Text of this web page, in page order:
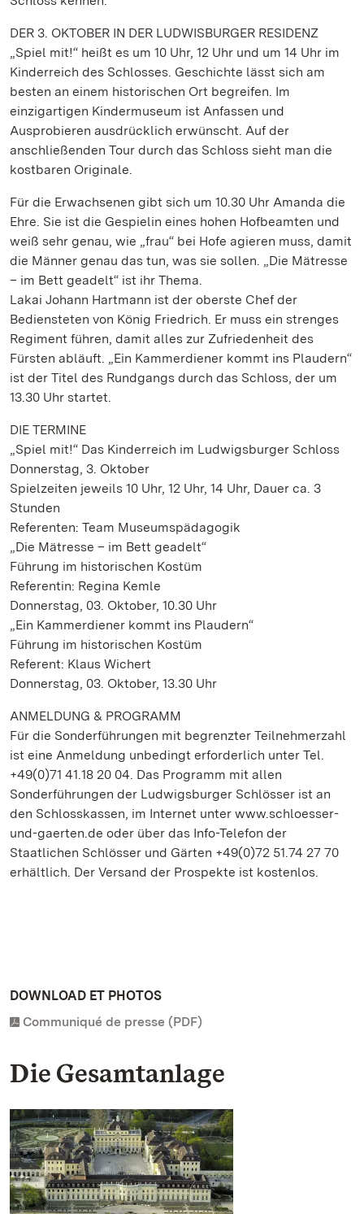
DER 3. OKTOBER IN DER LUDWISBURGER RESIDENZ
„Spiel mit!“ heißt es um 10 Uhr, 12 Uhr und um 14 Uhr im
Kinderreich des Schlosses. Geschichte lässt sich am
besten an einem historischen Ort begreifen. Im
einzigartigen Kindermuseum ist Anfassen und
Ausprobieren ausdrücklich erwünscht. Auf der
anschließenden Tour durch das Schloss sieht man die
kostbaren Originale.
Für die Erwachsenen gibt sich um 10.30 Uhr Amanda die
Ehre. Sie ist die Gespielin eines hohen Hofbeamten und
weiß sehr genau, wie „frau“ bei Hofe agieren muss, damit
die Männer genau das tun, was sie sollen. „Die Mätresse
– im Bett geadelt“ ist ihr Thema.
Lakai Johann Hartmann ist der oberste Chef der
Bediensteten von König Friedrich. Er muss ein strenges
Regiment führen, damit alles zur Zufriedenheit des
Fürsten abläuft. „Ein Kammerdiener kommt ins Plaudern“
ist der Titel des Rundgangs durch das Schloss, der um
13.30 Uhr startet.
DIE TERMINE
„Spiel mit!“ Das Kinderreich im Ludwigsburger Schloss
Donnerstag, 3. Oktober
Spielzeiten jeweils 10 Uhr, 12 Uhr, 14 Uhr, Dauer ca. 3
Stunden
Referenten: Team Museumspädagogik
„Die Mätresse – im Bett geadelt“
Führung im historischen Kostüm
Referentin: Regina Kemle
Donnerstag, 03. Oktober, 10.30 Uhr
„Ein Kammerdiener kommt ins Plaudern“
Führung im historischen Kostüm
Referent: Klaus Wichert
Donnerstag, 03. Oktober, 13.30 Uhr
ANMELDUNG & PROGRAMM
Für die Sonderführungen mit begrenzter Teilnehmerzahl
ist eine Anmeldung unbedingt erforderlich unter Tel.
+49(0)71 41.18 20 04. Das Programm mit allen
Sonderführungen der Ludwigsburger Schlösser ist an
den Schlosskassen, im Internet unter www.schloesser-
und-gaerten.de oder über das Info-Telefon der
Staatlichen Schlösser und Gärten +49(0)72 51.74 27 70
erhältlich. Der Versand der Prospekte ist kostenlos.
DOWNLOAD ET PHOTOS
Communiqué de presse (PDF)
Die Gesamtanlage